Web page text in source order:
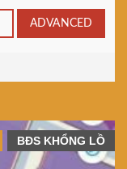
ADVANCED
BĐS KHỔNG LỒ